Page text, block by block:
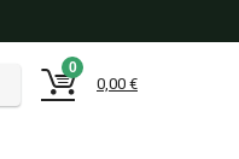
0
0,00 €